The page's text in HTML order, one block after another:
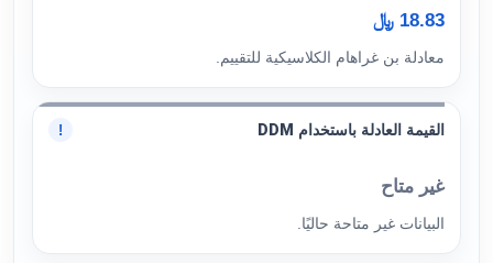
18.83 ﷼
معادلة بن غراهام الكلاسيكية للتقييم.
القيمة العادلة باستخدام DDM !
غير متاح
البيانات غير متاحة حاليًا.